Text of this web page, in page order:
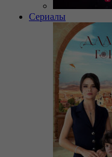
Сериалы